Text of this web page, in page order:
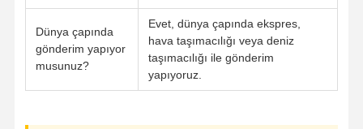
Dünya çapında
gönderim yapıyor
musunuz?
Evet, dünya çapında ekspres,
hava taşımacılığı veya deniz
taşımacılığı ile gönderim
yapıyoruz.